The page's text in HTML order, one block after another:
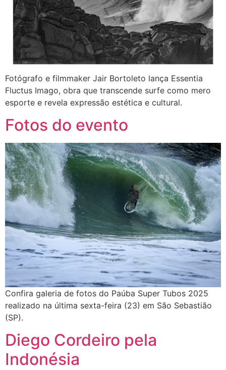
Fotógrafo e filmmaker Jair Bortoleto lança Essentia
Fluctus Imago, obra que transcende surfe como mero
esporte e revela expressão estética e cultural.
Fotos do evento
Confira galeria de fotos do Paúba Super Tubos 2025
realizado na última sexta-feira (23) em São Sebastião
(SP).
Diego Cordeiro pela
Indonésia